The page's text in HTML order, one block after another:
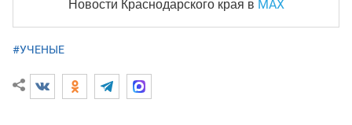
Новости Краснодарского края в MAX
#УЧЕНЫЕ